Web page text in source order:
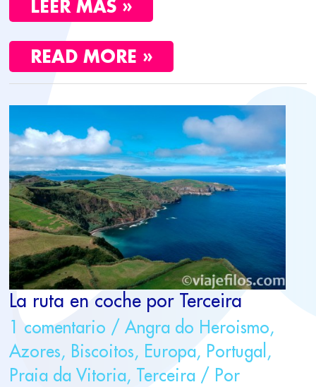
LEER MÁS »
READ MORE »
La ruta en coche por Terceira
1 comentario / Angra do Heroismo,
Azores, Biscoitos, Europa, Portugal ,
Praia da Vitoria, Terceira/ Por
LA
RUTA
EN
COCHE
POR
TERCEIRA